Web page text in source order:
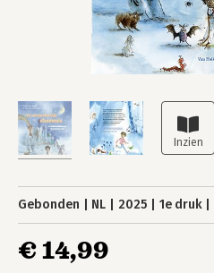
Gebonden NL 2025 1e druk
€ 14,99